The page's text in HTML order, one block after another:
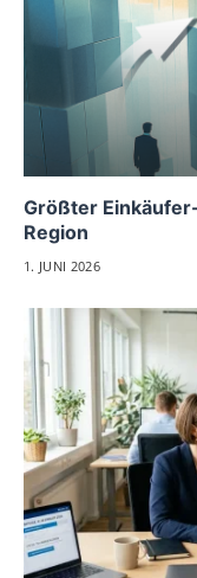
Größter
Region
1. JUNI 2026